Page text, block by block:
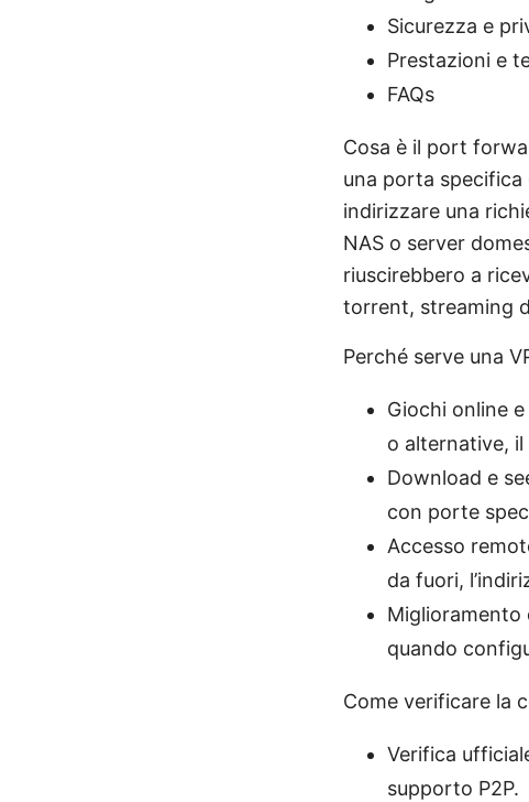
Sicurezza e
Prestazioni e
FAQs
Cosa è il port
una porta specifica
indirizzare una
NAS o server
riuscirebbero a
torrent, streaming
Perché serve una
Giochi online
o alternative,
Download e
con porte
Accesso
da fuori,
Miglioramento
quando
Come verificare la
Verifica
supporto P2P.